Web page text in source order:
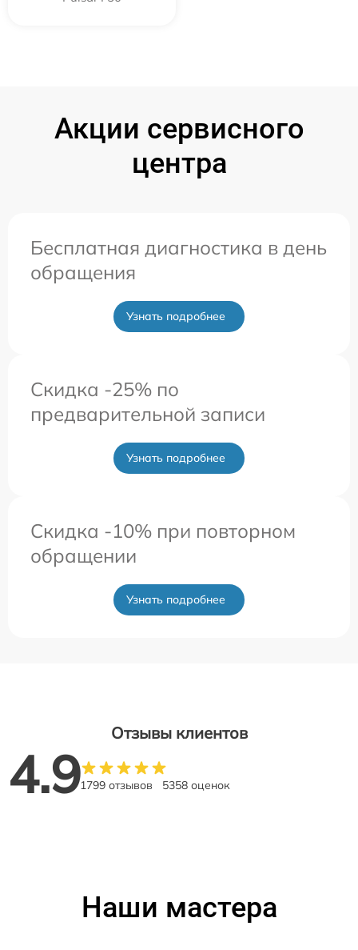
Акции сервисного
центра
Бесплатная диагностика в день
обращения
Узнать подробнее
Скидка -25% по
предварительной записи
Узнать подробнее
Скидка -10% при повторном
обращении
Узнать подробнее
Отзывы клиентов
4.91799 отзывов 5358 оценок
Наши мастера